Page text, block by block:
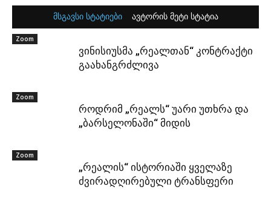
მსგავსი სტატიები ავტორის მეტი სტატია
Zoom
ვინისიუსმა „რეალთან“ კონტრაქტი
გაახანგრძლივა
Zoom
როდრიმ „რეალს“ უარი უთხრა და
„ბარსელონაში“ მიდის
Zoom
„რეალის“ ისტორიაში ყველაზე
ძვირადღირებული ტრანსფერი